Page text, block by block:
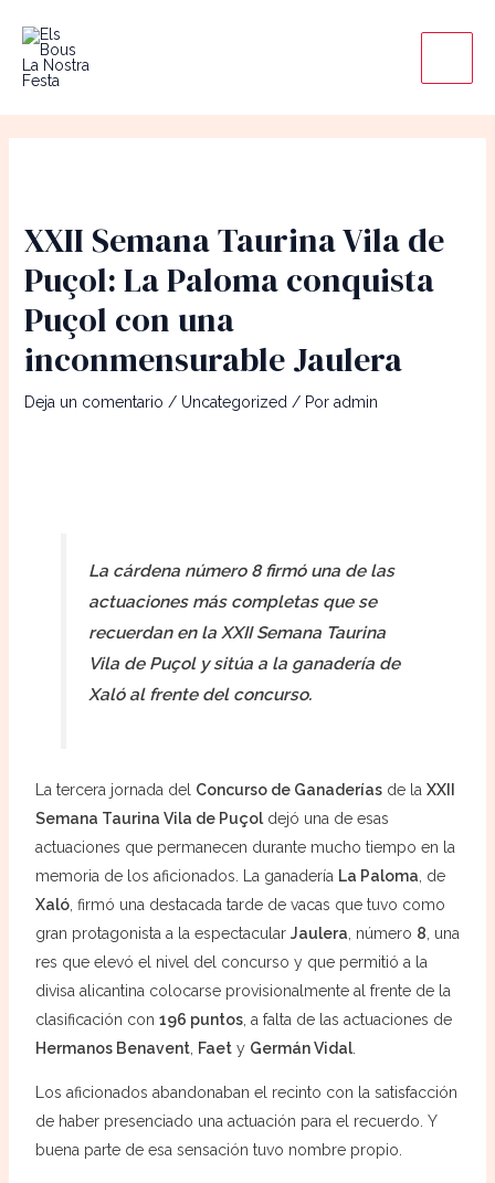
contenido
XXII Semana Taurina Vila de
Puçol: La Paloma conquista
Puçol con una
inconmensurable Jaulera
Deja un comentario / Uncategorized / Por admin
La cárdena número 8 firmó una de las
actuaciones más completas que se
recuerdan en la XXII Semana Taurina
Vila de Puçol y sitúa a la ganadería de
Xaló al frente del concurso.
La tercera jornada del Concurso de Ganaderíasde la XXII
Semana Taurina Vila de Puçoldejó una de esas
actuaciones que permanecen durante mucho tiempo en la
memoria de los aficionados. La ganadería La Paloma , de
Xaló, firmó una destacada tarde de vacas que tuvo como
gran protagonista a la espectacular Jaulera , número 8 , una
res que elevó el nivel del concurso y que permitió a la
divisa alicantina colocarse provisionalmente al frente de la
clasificación con 196 puntos, a falta de las actuaciones de
Hermanos Benavent, Faety Germán Vidal.
Los aficionados abandonaban el recinto con la satisfacción
de haber presenciado una actuación para el recuerdo. Y
buena parte de esa sensación tuvo nombre propio.